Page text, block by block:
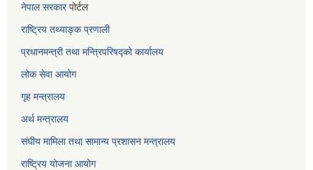
नेपाल सरकारपोर्टल
राष्ट्रिय तथ्याङ्क प्रणाली
प्रधानमन्त्री तथा मन्त्रिपरिषद्को कार्यालय
लोक सेवाआयोग
गृह मन्त्रालय
अर्थ मन्त्रालय
संघीय मामिला तथा सामान्य प्रशासन मन्त्रालय
राष्ट्रिय योजना आयोग